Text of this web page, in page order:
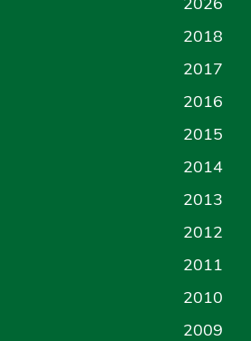
2018
2017
2016
2015
2014
2013
2012
2011
2010
2009